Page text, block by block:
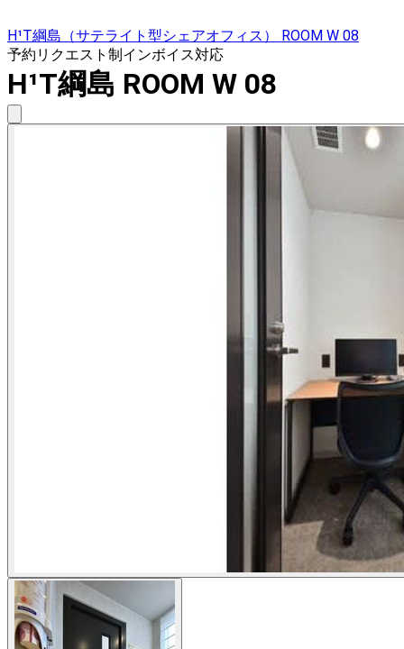
H¹T綱島（サテライト型シェアオフィス） ROOM W 08
予約リクエスト制インボイス対応
H¹T綱島 ROOM W 08